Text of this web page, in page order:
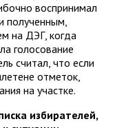
воспринимал
полученным,
на ДЭГ, когда
голосование
считал, что если
отметок,
на участке.
избирателей,